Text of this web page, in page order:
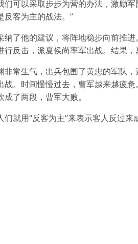
们可以采取步步为营的办法，激励
反客为主的战法。”
纳了他的建议，将阵地稳步向前推
行反击，派夏侯尚率军出战。结果，
非常生气，出兵包围了黄忠的军队
战。时间慢慢过去，曹军越来越疲
成了两段，曹军大败。
们就用“反客为主”来表示客人反过来